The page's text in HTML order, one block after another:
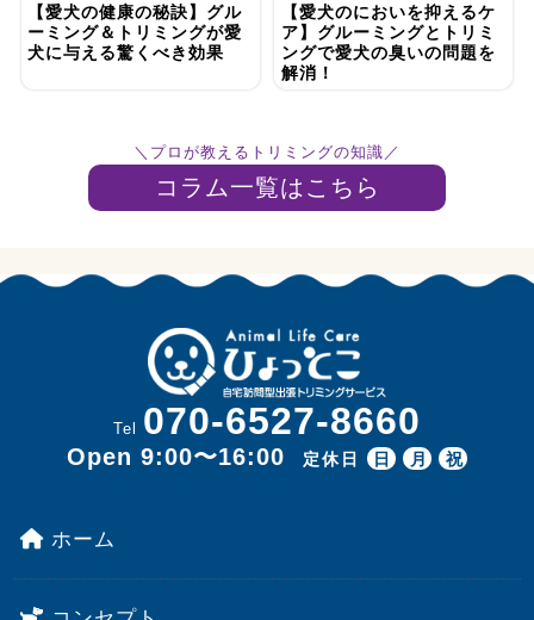
【愛犬の健康の秘訣】グル
ーミング＆トリミングが愛
犬に与える驚くべき効果
【愛犬のにおいを抑えるケ
ア】グルーミングとトリミ
ングで愛犬の臭いの問題を
解消！
＼プロが教えるトリミングの知識／
コラム一覧はこちら
Tel 070-6527-8660
Open 9:00〜16:00 定休日 日 月 祝
ホーム